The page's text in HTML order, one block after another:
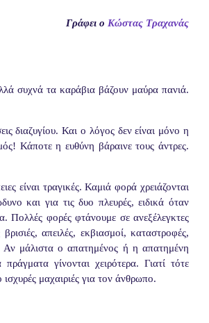
Γράφει ο Κώστας Τραχανάς
συχνά τα καράβια βάζουν μαύρα πανιά.
διαζυγίου. Και ο λόγος δεν είναι μόνο η
Κάποτε η ευθύνη βάραινε τους άντρες.
είναι τραγικές. Καμιά φορά χρειάζονται
και για τις δυο πλευρές, ειδικά όταν
Πολλές φορές φτάνουμε σε ανεξέλεγκτες
απειλές, εκβιασμοί, καταστροφές,
Αν μάλιστα ο απατημένος ή η απατημένη
γίνονται χειρότερα. Γιατί τότε
μαχαιριές για τον άνθρωπο.